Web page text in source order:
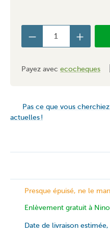
Payez avec ecocheques
Pas ce que vous
actuelles !
Presque épuisé, ne le
Enlèvement gratuit à
Date de livraison